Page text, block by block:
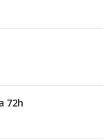
72h